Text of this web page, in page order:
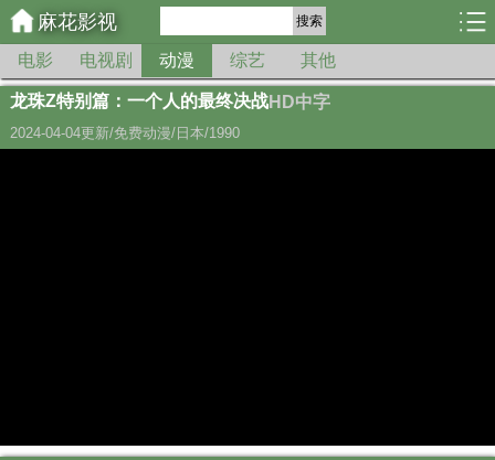
麻花影视 搜索
电影 电视剧 动漫 综艺 其他
龙珠Z特别篇：一个人的最终决战HD中字
2024-04-04更新/免费动漫/日本/1990